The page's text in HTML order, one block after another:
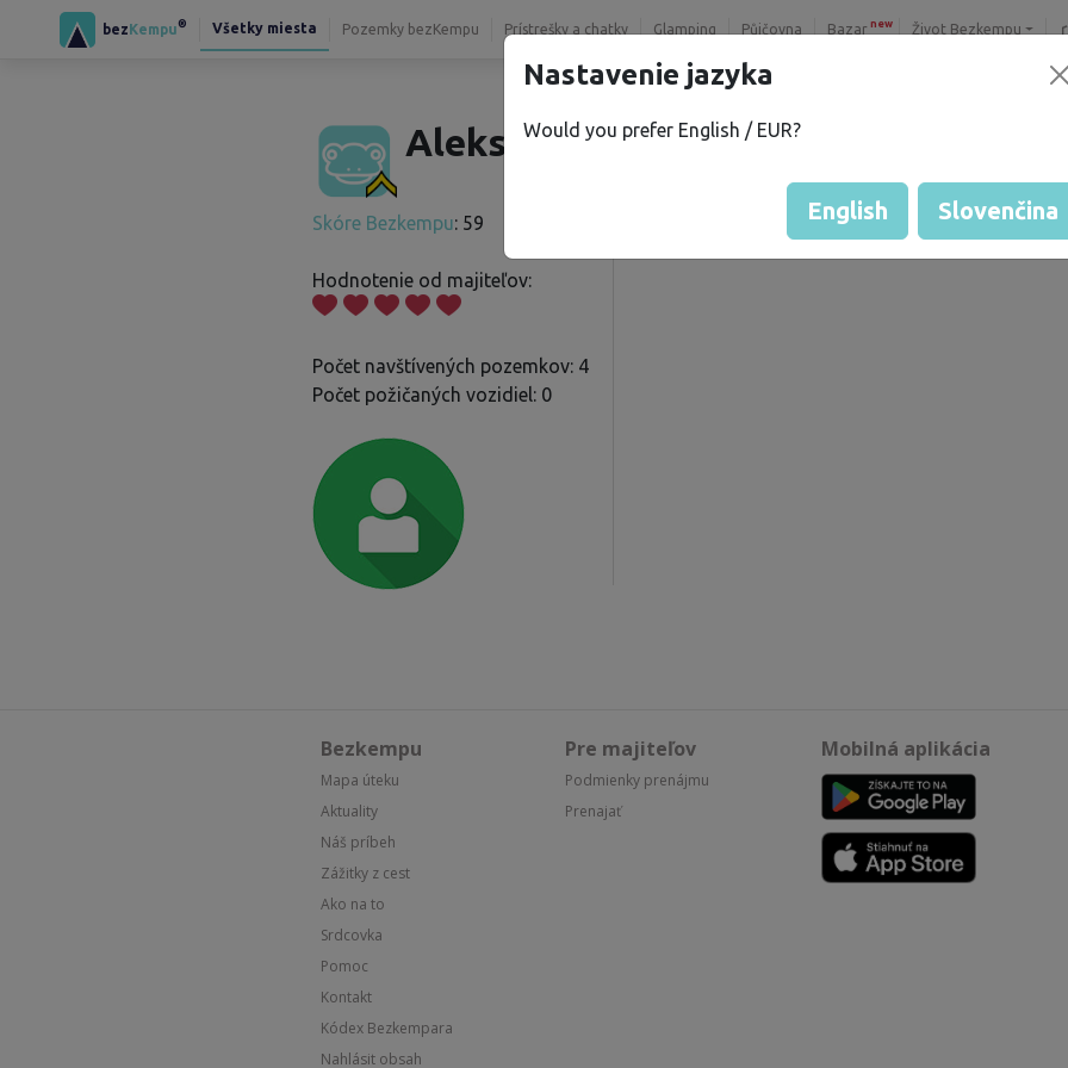
bezKempu® Všetky miesta Pozemky bezKempu Prístrešky a chatky Glamping Půjčovna Bazar new Život Bezkempu
Aleksei P.
Skóre Bezkempu: 59
Hodnotenie od majiteľov:
Počet navštívených pozemkov: 4
Počet požičaných vozidiel: 0
Hodnotenie pozemkov
Bezkempu
Mapa úteku
Aktuality
Náš príbeh
Zážitky z cest
Ako na to
Srdcovka
Pomoc
Kontakt
Kódex Bezkempara
Nahlásit obsah
Pre majiteľov
Podmienky prenájmu
Prenajať
Mobilná aplikácia
Nastavenie jazyka
Would you prefer English / EUR?
English Slovenčina